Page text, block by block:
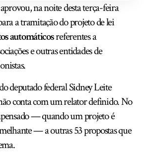
na noite desta terça-feira
a tramitação do projeto de lei
automáticosreferentes a
e outras entidades de
deputado federal Sidney Leite
conta com um relator definido. No
— quando um projeto é
— a outras 53 propostas que